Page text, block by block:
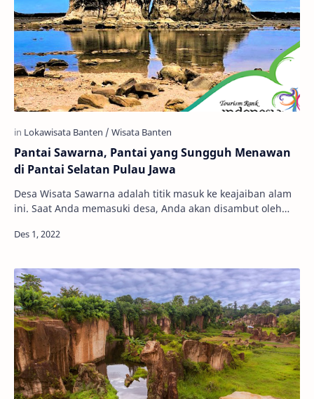
Pantai Sawarna, Pantai yang Sungguh Menawan
di Pantai Selatan Pulau Jawa
Desa Wisata Sawarna adalah titik masuk ke keajaiban alam
ini. Saat Anda memasuki desa, Anda akan disambut oleh